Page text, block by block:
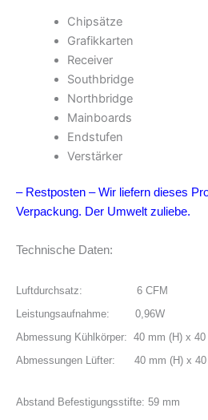
Chipsätze
Grafikkarten
Receiver
Southbridge
Northbridge
Mainboards
Endstufen
Verstärker
– Restposten – Wir liefern dieses
Verpackung. Der Umwelt zuliebe.
Technische Daten:
Luftdurchsatz: 6 CFM
Leistungsaufnahme: 0,96W
Abmessung Kühlkörper: 40 mm (H) x
Abmessungen Lüfter: 40 mm (H) x 40
Abstand Befestigungsstifte: 59 mm